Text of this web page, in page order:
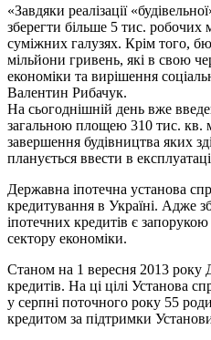
«Завдяки реалізації
зберегти більше 5 тис. робочих
суміжних галузях. Крім того,
мільйони гривень, які в свою
економіки та вирішення
Валентин Рибачук.
На сьогоднішній день вже
загальною площею 310 тис. кв.
завершення будівництва яких
планується ввести в
Державна іпотечна установа
кредитування в Україні. Адже
іпотечних кредитів є
сектору економіки.
Станом на 1 вересня 2013 року
кредитів. На ці цілі Установа
у серпні поточного року 55
кредитом за підтримки